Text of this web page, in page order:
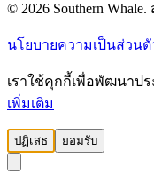
© 2026 Southern
นโยบายความเป็นส่วนตั
เราใช้คุกกี้เพื่อพัฒนาป
เพิ่มเติม
ปฏิเสธ ยอมรับ